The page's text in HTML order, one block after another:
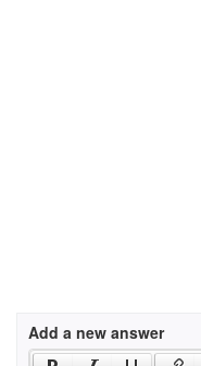
Add a new answer